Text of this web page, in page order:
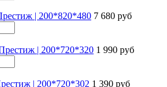
| 200*820*480 7 680 руб
| 200*720*320 1 990 руб
| 200*720*302 1 390 руб